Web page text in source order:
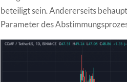
beteiligt sein. Andererseits
Parameter des